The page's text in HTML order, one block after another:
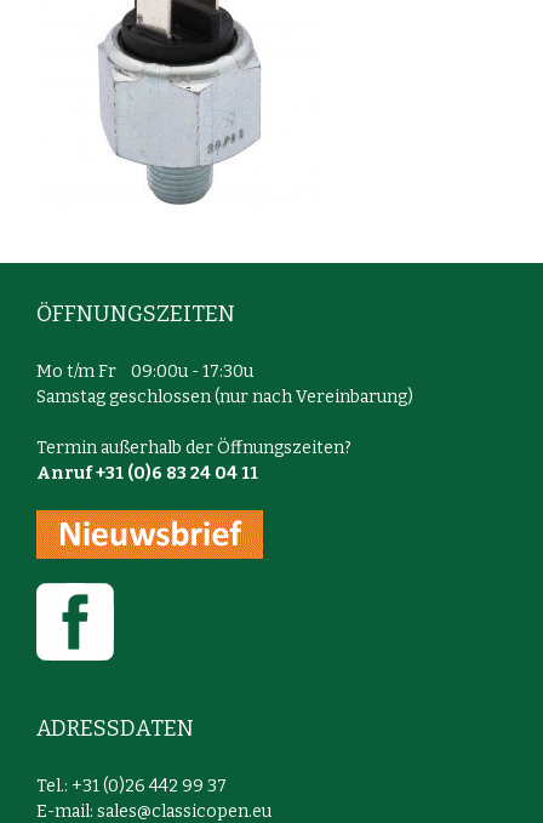
ÖFFNUNGSZEITEN
Mo t/m Fr 09:00u - 17:30u
Samstag geschlossen (nur nach Vereinbarung)
Termin außerhalb der Öffnungszeiten?
Anruf +31 (0)6 83 24 04 11
ADRESSDATEN
Tel.: +31 (0)26 442 99 37
E-mail: sales@classicopen.eu